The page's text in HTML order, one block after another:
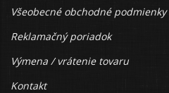
Všeobecné obchodné podmienky
Reklamačný poriadok
Výmena / vrátenie tovaru
Kontakt